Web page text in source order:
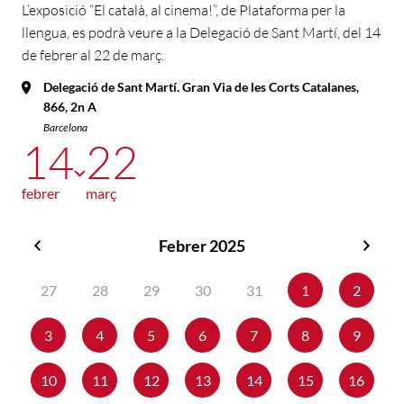
L’exposició “El català, al cinema!”, de Plataforma per la
llengua, es podrà veure a la Delegació de Sant Martí, del 14
de febrer al 22 de març.
Delegació de Sant Martí. Gran Via de les Corts Catalanes,
866, 2n A
Barcelona
14
febrer
22
març
Febrer 2025
27
28 29 30 31 1 2
3 4 5 6 7 8 9
10 11 12 13 14 15 16